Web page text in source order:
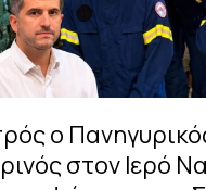
ο
στον Ιερό